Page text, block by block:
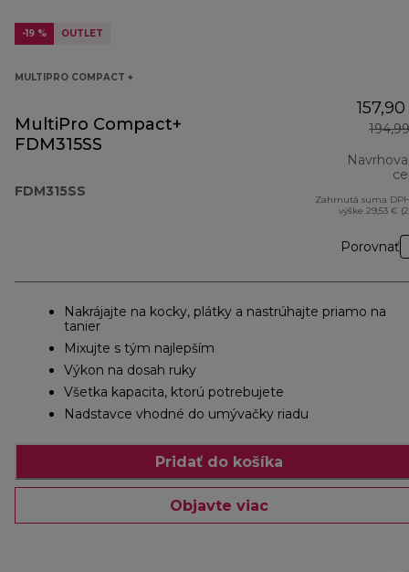
-19 % OUTLET
MULTIPRO COMPACT +
MultiPro Compact+
FDM315SS
FDM315SS
Zahrnutá suma
výške 29,53 €
Porovnať
Nakrájajte na kocky, plátky a nastrúhajte priamo na
tanier
Mixujte s tým najlepším
Výkon na dosah ruky
Všetka kapacita, ktorú potrebujete
Nadstavce vhodné do umývačky riadu
Pridať do košíka
Objavte viac